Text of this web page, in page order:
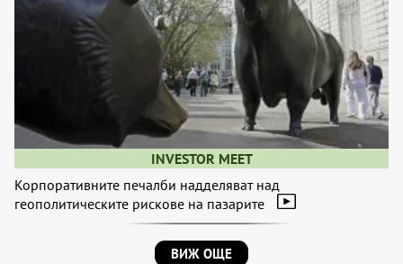
INVESTOR MEET
Корпоративните печалби надделяват над
геополитическите рискове на пазарите
ВИЖ ОЩЕ